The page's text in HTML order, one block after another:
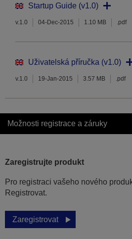
Startup Guide (v1.0)
v.1.0 04-Dec-2015 1.10 MB .pdf
Uživatelská příručka (v1.0)
v.1.0 19-Jan-2015 3.57 MB .pdf
Možnosti registrace a záruky
Zaregistrujte produkt
Pro registraci vašeho nového
Registrovat.
Zaregistrovat